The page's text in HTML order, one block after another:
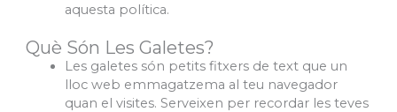
aquesta política.
Què Són Les Galetes?
Les galetes són petits fitxers de text que un
lloc web emmagatzema al teu navegador
quan el visites. Serveixen per recordar les teves